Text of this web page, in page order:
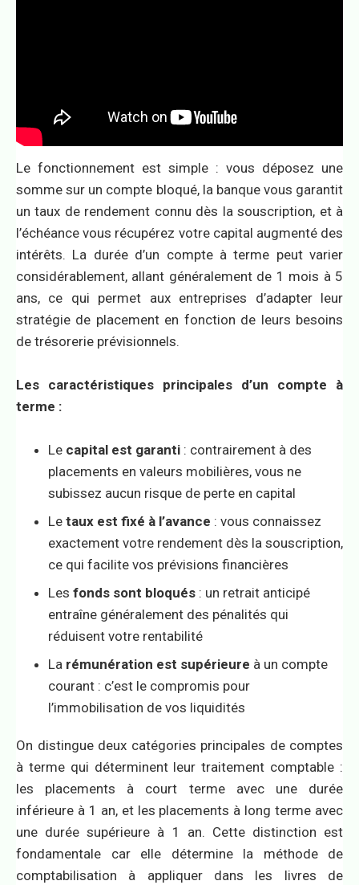
Le fonctionnement est simple : vous déposez une
somme sur un compte bloqué, la banque vous garantit
un taux de rendement connu dès la souscription, et à
l’échéance vous récupérez votre capital augmenté des
intérêts. La durée d’un compte à terme peut varier
considérablement, allant généralement de 1 mois à 5
ans, ce qui permet aux entreprises d’adapter leur
stratégie de placement en fonction de leurs besoins
de trésorerie prévisionnels.
Les caractéristiques principales d’un compte à
terme :
Le capital est garanti : contrairement à des
placements en valeurs mobilières, vous ne
subissez aucun risque de perte en capital
Le taux est fixé à l’avance : vous connaissez
exactement votre rendement dès la souscription,
ce qui facilite vos prévisions financières
Les fonds sont bloqués : un retrait anticipé
entraîne généralement des pénalités qui
réduisent votre rentabilité
La rémunération est supérieure à un compte
courant : c’est le compromis pour
l’immobilisation de vos liquidités
On distingue deux catégories principales de comptes
à terme qui déterminent leur traitement comptable :
les placements à court terme avec une durée
inférieure à 1 an, et les placements à long terme avec
une durée supérieure à 1 an. Cette distinction est
fondamentale car elle détermine la méthode de
comptabilisation à appliquer dans les livres de